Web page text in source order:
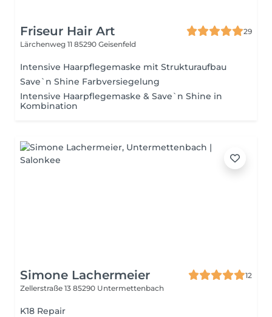
Friseur Hair Art
29
Lärchenweg 11 85290 Geisenfeld
Intensive Haarpflegemaske mit Strukturaufbau
Save`n Shine Farbversiegelung
Intensive Haarpflegemaske & Save`n Shine in
Kombination
Simone Lachermeier
12
Zellerstraße 13 85290 Untermettenbach
K18 Repair